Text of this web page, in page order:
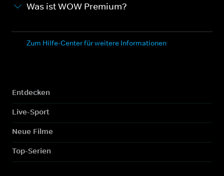
Was ist WOW Premium?
Zum Hilfe-Center für weitere Informationen
Entdecken
Live-Sport
Neue Filme
Top-Serien